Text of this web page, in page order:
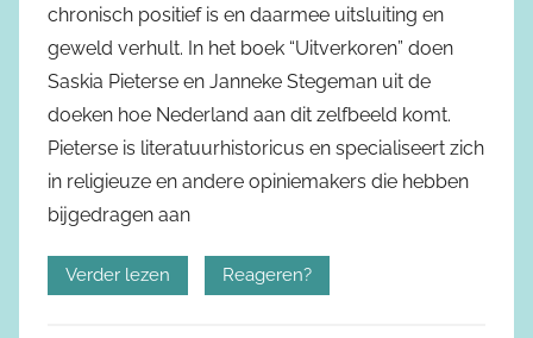
chronisch positief is en daarmee uitsluiting en
geweld verhult. In het boek “Uitverkoren” doen
Saskia Pieterse en Janneke Stegeman uit de
doeken hoe Nederland aan dit zelfbeeld komt.
Pieterse is literatuurhistoricus en specialiseert zich
in religieuze en andere opiniemakers die hebben
bijgedragen aan
Verder lezen Reageren?